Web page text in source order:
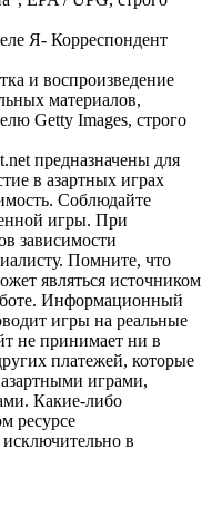
Я- Корреспондент
и воспроизведение
материалов,
Getty Images, строго
предназначены для
в азартных играх
Соблюдайте
игры. При
зависимости
Помните, что
являться источником
Информационный
игры на реальные
не принимает ни в
платежей, которые
играми,
Какие-либо
ресурсе
в